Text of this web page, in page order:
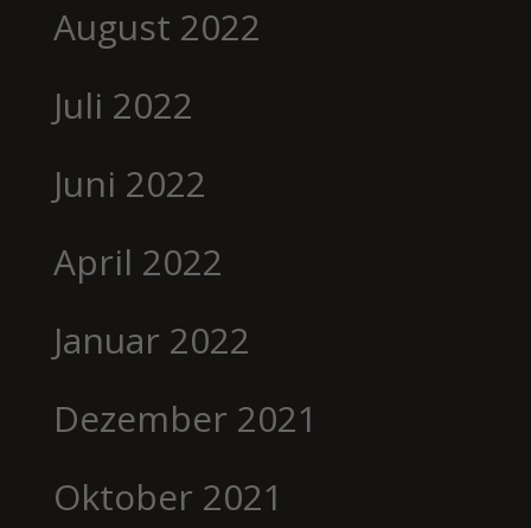
August 2022
Juli 2022
Juni 2022
April 2022
Januar 2022
Dezember 2021
Oktober 2021